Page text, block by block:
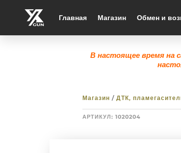
Главная Магазин Обмен и
В настоящее время на
Магазин / ДТК,
АРТИКУЛ: 1020204